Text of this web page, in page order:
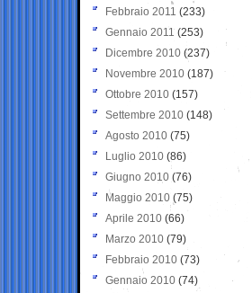
Febbraio 2011 (233)
Gennaio 2011 (253)
Dicembre 2010 (237)
Novembre 2010 (187)
Ottobre 2010 (157)
Settembre 2010 (148)
Agosto 2010 (75)
Luglio 2010 (86)
Giugno 2010 (76)
Maggio 2010 (75)
Aprile 2010 (66)
Marzo 2010 (79)
Febbraio 2010 (73)
Gennaio 2010 (74)